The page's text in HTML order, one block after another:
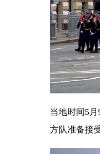
当地时间5
方队准备接